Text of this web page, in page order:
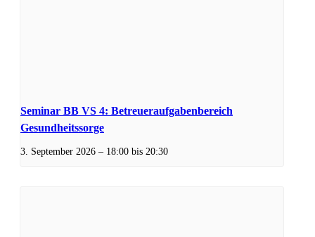
Seminar BB VS 4: Betreueraufgabenbereich
Gesundheitssorge
3. September 2026 – 18:00 bis 20:30